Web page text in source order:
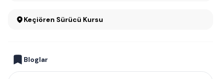
Keçiören Sürücü Kursu
Bloglar